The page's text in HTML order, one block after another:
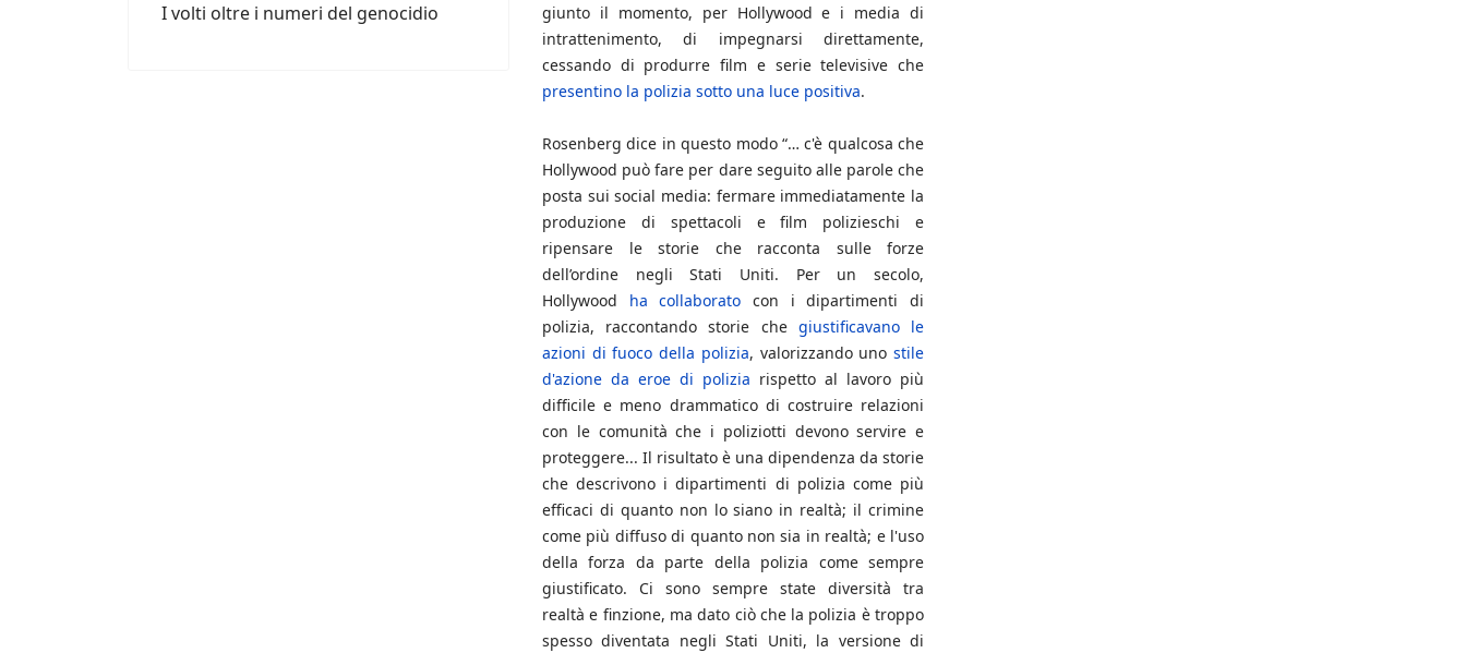
I volti oltre i numeri del genocidio
giunto il momento, per Hollywood e i media di
intrattenimento, di impegnarsi direttamente,
cessando di produrre film e serie televisive che
presentino la polizia sotto una luce positiva.
Rosenberg dice in questo modo “… c'è qualcosa che
Hollywood può fare per dare seguito alle parole che
posta sui social media: fermare immediatamente la
produzione di spettacoli e film polizieschi e
ripensare le storie che racconta sulle forze
dell’ordine negli Stati Uniti. Per un secolo,
Hollywood ha collaborato con i dipartimenti di
polizia, raccontando storie che giustificavano le
azioni di fuoco della polizia, valorizzando unostile
d'azione da eroe di polizia rispetto al lavoro più
difficile e meno drammatico di costruire relazioni
con le comunità che i poliziotti devono servire e
proteggere... Il risultato è una dipendenza da storie
che descrivono i dipartimenti di polizia come più
efficaci di quanto non lo siano in realtà; il crimine
come più diffuso di quanto non sia in realtà; e l'uso
della forza da parte della polizia come sempre
giustificato. Ci sono sempre state diversità tra
realtà e finzione, ma dato ciò che la polizia è troppo
spesso diventata negli Stati Uniti, la versione di